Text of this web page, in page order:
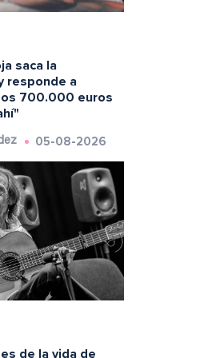
saca la
responde a
700.000 euros
05-08-2026
de la vida de